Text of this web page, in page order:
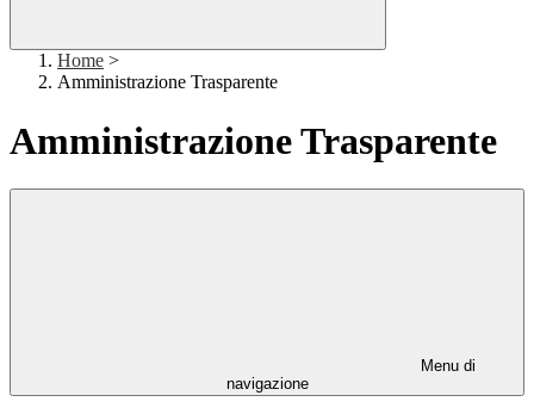
Home >
Amministrazione Trasparente
Amministrazione Trasparente
Menu di
navigazione